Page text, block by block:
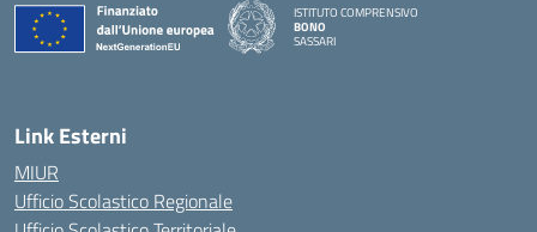
ISTITUTO COMPRENSIVO
BONO
SASSARI
Link Esterni
MIUR
Ufficio Scolastico Regionale